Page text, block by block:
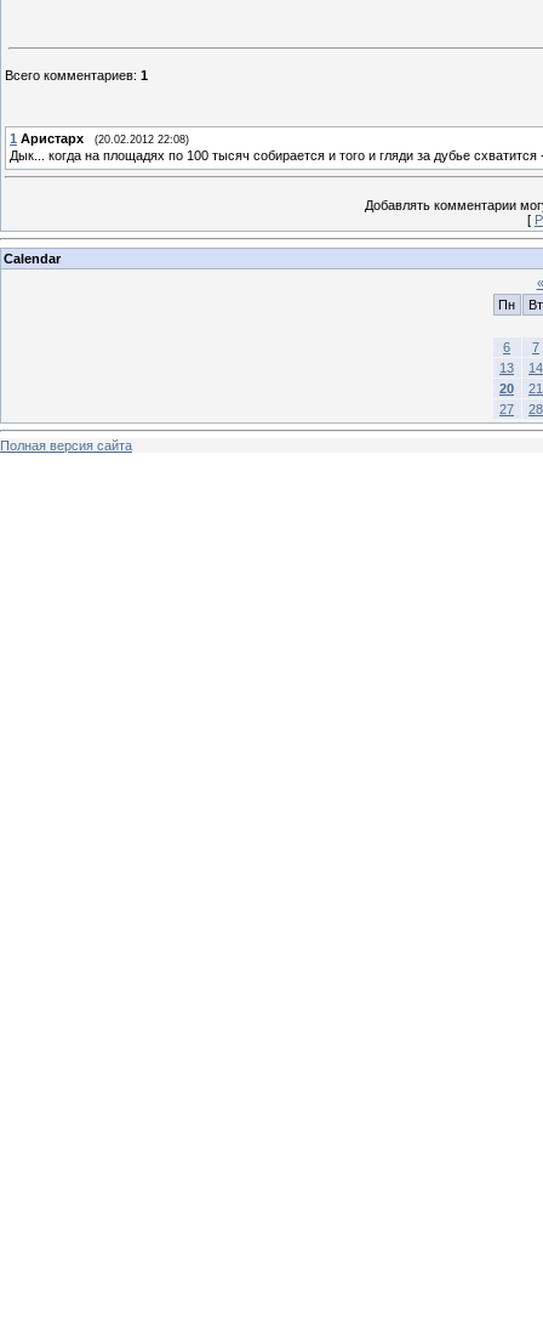
Всего комментариев: 1
1 Аристарх (20.02.2012 22:08)
Дык... когда на площадях по 100 тысяч собирается и того и гляди за дубье
Добавлять комментарии
[
Calendar
«
Пн
Вт
6
7
13
14
20
21
27
28
Полная версия сайта